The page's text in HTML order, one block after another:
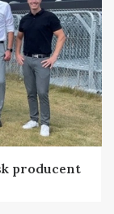
producent